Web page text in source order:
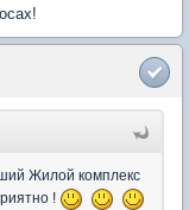
Жилой комплекс
!